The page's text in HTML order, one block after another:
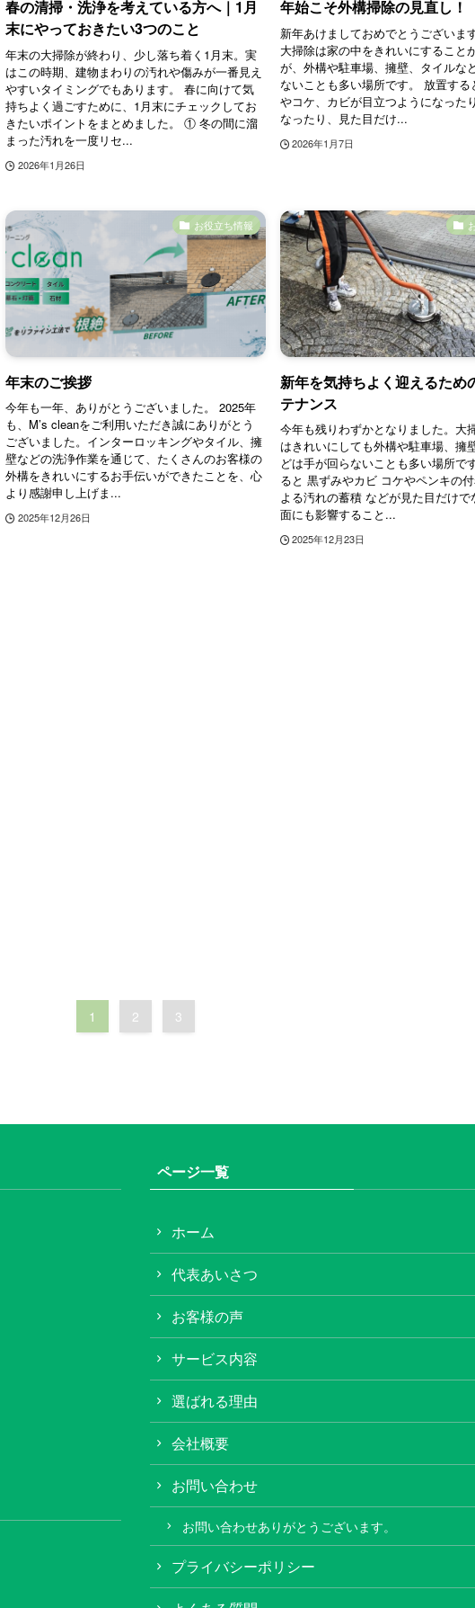
春の清掃・洗浄を考えている方へ｜1月
末にやっておきたい3つのこと
年末の大掃除が終わり、少し落ち着く1月末。実
はこの時期、建物まわりの汚れや傷みが一番見え
やすいタイミングでもあります。 春に向けて気
持ちよく過ごすために、1月末にチェックしてお
きたいポイントをまとめました。 ① 冬の間に溜
まった汚れを一度リセ...
2026年1月26日
年始こそ外構掃除の見直し！
新年あけましておめでとうございま
大掃除は家の中をきれいにすること
が、外構や駐車場、擁壁、タイルな
ないことも多い場所です。 放置する
やコケ、カビが目立つようになった
なったり、見た目だけ...
2026年1月7日
お役立ち情報
年末のご挨拶
今年も一年、ありがとうございました。 2025年
も、M’s cleanをご利用いただき誠にありがとう
ございました。インターロッキングやタイル、擁
壁などの洗浄作業を通じて、たくさんのお客様の
外構をきれいにするお手伝いができたことを、心
より感謝申し上げま...
2025年12月26日
新年を気持ちよく迎えるため
テナンス
今年も残りわずかとなりました。大
はきれいにしても外構や駐車場、擁
どは手が回らないことも多い場所で
ると 黒ずみやカビ コケやペンキの
よる汚れの蓄積 などが見た目だけで
面にも影響すること...
2025年12月23日
1 2 3
ページ一覧
ホーム
代表あいさつ
お客様の声
サービス内容
選ばれる理由
会社概要
お問い合わせ
お問い合わせありがとうございます。
プライバシーポリシー